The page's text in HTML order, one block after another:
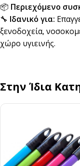
📦 Περιεχόμενο
🔧 Ιδανικό για:
ξενοδοχεία,
χώρο υγιεινής.
Στην Ίδια